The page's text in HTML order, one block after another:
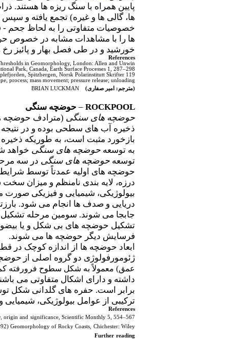
پایین همراه با سنگ ریزه ها
ها، گالی ها و غیره) تجمع یافته و
خصوصیات متفاوتی را به لحاظ جحم -
ها را با مشاهدات مشابه در خصوص
خورشید و در طی فصل بهار و پائیز
References
in Geomorphology, London: Allen and Unwin.
Park, Canada, Earth Surface Processes 1, 287–298.
Spitzbergen, Norsk Polarinstitutt Skrifter 119.
process; mass movement; pressure release; unloading
(مترجم: امیر صفاری)
BRIAN LUCKMAN
ROCKPOOL
– حوضچه سنگی
حوضچه های سنگی (مترادف حوضچه
ذخیره آب های سطحی بوده و در نتیجه
بازخورد مثبت است، به طوریکه
به توسعه حوضچه های سنگی خواهد
توسعه حوضچه های سنگی
حوضچه های اولیه عمدتاً توسط
درزه، لایه بندی نامنظم و میزان
بیولوژیکی، شیمیایی و فیزیکی صورت
دریایی و صدف ها انجام می شود.
جابجا می شوند. سومین مرحله تشکیل
تشکیل حوضچه های بی شکل و یا
فرسایش دیگر حوضچه ها می شوند.
ژئومورفولوژی دو گروه اصلی از
عمق) معمولاً به شکل سطوح
داشته و دارای اشکال متفاوتی می
برابر است. حفره های گلدانی شکل
ترکیبی از عوامل بیولوژیکی،
References
origin and significance, Scientific Monthly 5, 554–567.
Geomorphology of Rocky Coasts,
Chichester: Wiley.
Further reading